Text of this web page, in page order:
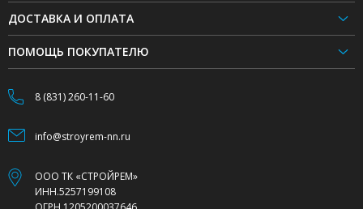
ДОСТАВКА И ОПЛАТА
ПОМОЩЬ ПОКУПАТЕЛЮ
8 (831) 260-11-60
info@stroyrem-nn.ru
ООО ТК «СТРОЙРЕМ»
ИНН.5257199108